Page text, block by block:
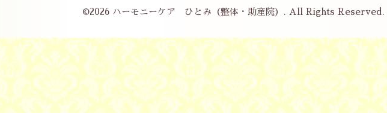
©2026 ハーモニーケア ひとみ（整体・助産院） . All Rights Reserved.